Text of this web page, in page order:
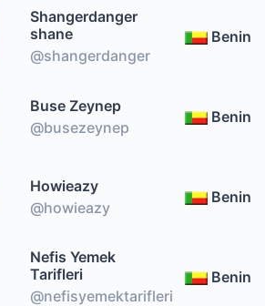
Shangerdanger
shane
@shangerdanger
Benin
Buse Zeynep
@busezeynep
Benin
Howieazy
@howieazy
Benin
Nefis Yemek
Tarifleri
@nefisyemektarifleri
Benin